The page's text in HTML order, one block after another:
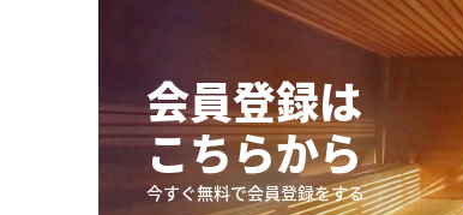
会員登録は
こちらから
今すぐ無料で会員登録をする